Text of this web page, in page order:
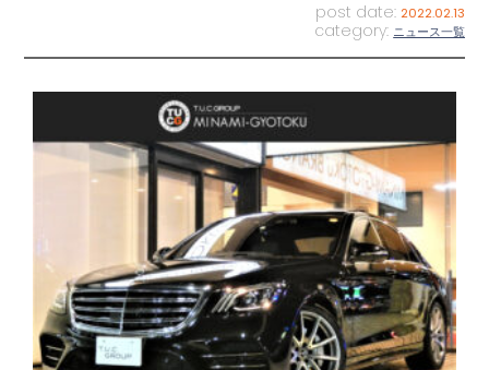
post date: 2022.02.13
category: ニュース一覧